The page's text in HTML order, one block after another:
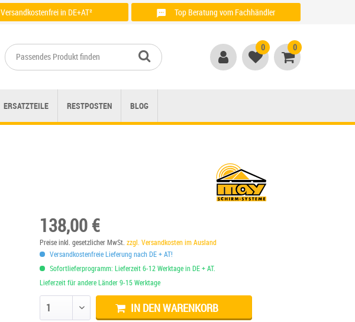
Versandkostenfrei in DE+AT²
Top Beratung vom Fachhändler
0 0
ERSATZTEILE RESTPOSTEN BLOG
138,00 €
Preise inkl. gesetzlicher MwSt.zzgl. Versandkosten im Ausland
Versandkostenfreie Lieferung nach DE + AT!
Sofortlieferprogramm: Lieferzeit 6-12 Werktage in DE + AT.
Lieferzeit für andere Länder 9-15 Werktage
IN DEN WARENKORB